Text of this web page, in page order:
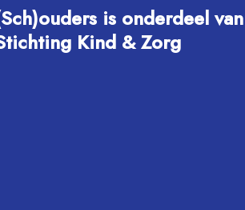
is onderdeel van
Kind & Zorg